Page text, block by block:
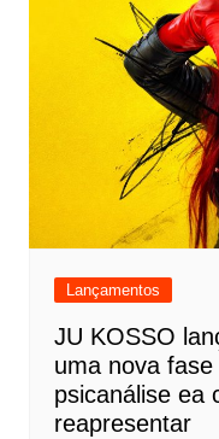
Lançamentos
JU KOSSO
uma nova
psicanálise ea
reapresentar